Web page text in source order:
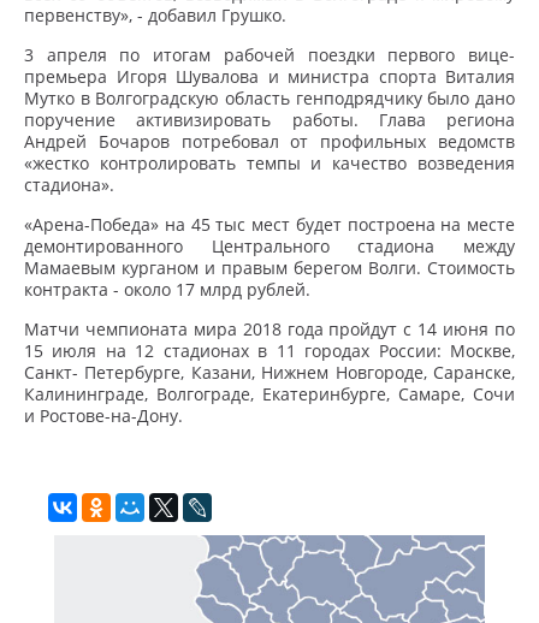
первенству», - добавил Грушко.
3 апреля по итогам рабочей поездки первого вице-
премьера Игоря Шувалова и министра спорта Виталия
Мутко в Волгоградскую область генподрядчику было дано
поручение активизировать работы. Глава региона
Андрей Бочаров потребовал от профильных ведомств
«жестко контролировать темпы и качество возведения
стадиона».
«Арена-Победа» на 45 тыс мест будет построена на месте
демонтированного Центрального стадиона между
Мамаевым курганом и правым берегом Волги. Стоимость
контракта - около 17 млрд рублей.
Матчи чемпионата мира 2018 года пройдут с 14 июня по
15 июля на 12 стадионах в 11 городах России: Москве,
Санкт- Петербурге, Казани, Нижнем Новгороде, Саранске,
Калининграде, Волгограде, Екатеринбурге, Самаре, Сочи
и Ростове-на-Дону.